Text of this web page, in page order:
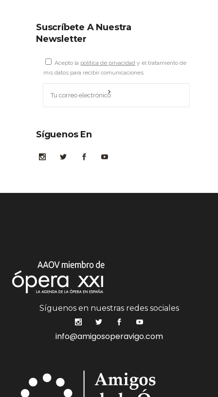
Suscríbete A Nuestra
Newsletter
Acepto la política de privacidad y el tratamiento de
mis datos para recibir comunicaciones.
Síguenos En
Síguenos en nuestras redes sociales
info@amigosoperavigo.com